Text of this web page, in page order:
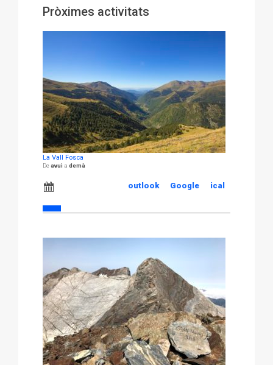
Pròximes activitats
La Vall Fosca
avui demà
ical
Google
outlook